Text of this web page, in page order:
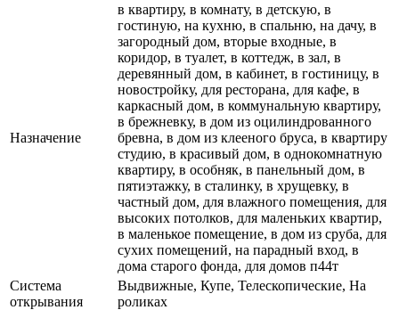
Назначение
в квартиру, в комнату, в детскую, в
гостиную, на кухню, в спальню, на дачу, в
загородный дом, вторые входные, в
коридор, в туалет, в коттедж, в зал, в
деревянный дом, в кабинет, в гостиницу, в
новостройку, для ресторана, для кафе, в
каркасный дом, в коммунальную квартиру,
в брежневку, в дом из оцилиндрованного
бревна, в дом из клееного бруса, в квартиру
студию, в красивый дом, в однокомнатную
квартиру, в особняк, в панельный дом, в
пятиэтажку, в сталинку, в хрущевку, в
частный дом, для влажного помещения, для
высоких потолков, для маленьких квартир,
в маленькое помещение, в дом из сруба, для
сухих помещений, на парадный вход, в
дома старого фонда, для домов п44т
Система
открывания
Выдвижные, Купе, Телескопические, На
роликах